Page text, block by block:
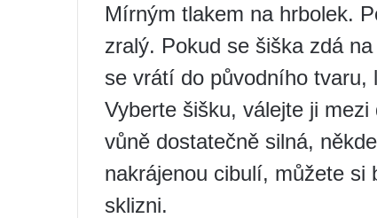
Mírným tlakem na hrbolek.
zralý. Pokud se šiška zdá
se vrátí do původního tvaru,
Vyberte šišku, válejte ji
vůně dostatečně silná,
nakrájenou cibulí, můžete si
sklizni.